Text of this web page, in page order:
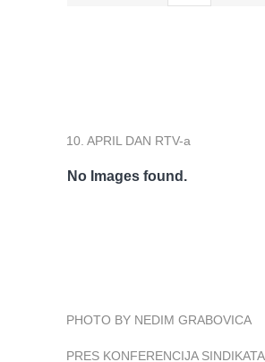
10. APRIL DAN RTV-a
No Images found.
PHOTO BY NEDIM GRABOVICA
PRES KONFERENCIJA SINDIKATA